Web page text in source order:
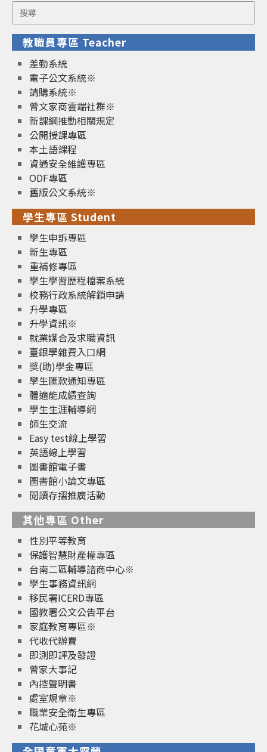
Search
for:
教職員專區 Teacher
差勤系統
電子公文系統※
請購系統※
曾文家商雲端社群※
新課綱推動相關規定
公開授課專區
本土語課程
資通安全維護專區
ODF專區
舊版公文系統※
學生專區 Student
學生申訴專區
新生專區
重補修專區
學生學習歷程檔案系統
校務行政系統解鎖申請
升學專區
升學資訊※
就業媒合及求職資訊
臺銀學雜費入口網
獎(助)學金專區
學生匯款通知專區
體適能成績查詢
學生生涯輔導網
師生交流
Easy test線上學習
英語線上學習
圖書館電子書
圖書館小論文專區
閱讀存摺推廣活動
其他專區 Other
性別平等教育
保護智慧財產權專區
台南二區輔導諮商中心※
學生事務資訊網
移民署ICERD專區
國教署公文公告平台
家庭教育專區※
代收代辦費
即測即評及發證
曾家大事記
內控聲明書
處室規章※
職業安全衛生專區
花城心苑※